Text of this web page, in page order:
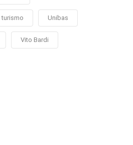
turismo Unibas
Vito Bardi